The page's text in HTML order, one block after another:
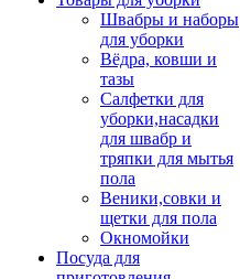
Швабры и наборы
для уборки
Вёдра, ковши и
тазы
Салфетки для
уборки,насадки
для швабр и
тряпки для мытья
пола
Веники,совки и
щетки для пола
Окномойки
Посуда для